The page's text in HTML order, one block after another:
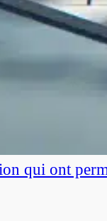
qui ont